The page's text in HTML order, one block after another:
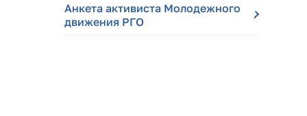
Анкета активиста Молодежного
движения РГО